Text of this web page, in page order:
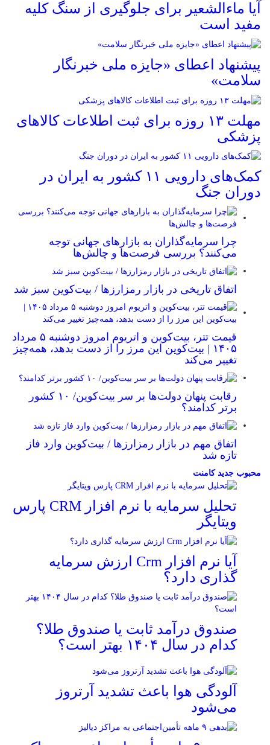
آیا ماءالشعیر برای جلوگیری از سنگ کلیه
مفید است
پیشنهاد اعطای «جایزه ملی خبرنگار
سلامت»
مهلت ۱۳ روزه برای ثبت اطلاعات کالاهای
پزشکی
کمک‌های دارویی ۱۱ کشور به ایران در
دوران جنگ
چرا سرمایه‌گذاران به بازارهای جهانی توجه
می‌کنند؟ بررسی فرصت‌ها و چالش‌ها
اتفاق تاریخی در بازار رمزارزها / بیت‌کوین سبز شد
قیمت تتر، بیت‌کوین و اتریوم امروز دوشنبه ۵ مرداد
۱۴۰۵ | بیت‌کوین این مرز را از دست بدهد، همه‌چیز
تغییر می‌کند
رقابت پنهان دولت‌ها بر سر بیت‌کوین/ ۱۰ کشور
برتر کدامند؟
اتفاق مهم در بازار رمزارزها / بیت‌کوین وارد فاز
تازه شد
محبوب جدیدکامنت
تحلیل سرمایه با نرم افزار CRM پارس
ویتایگر
آیا نرم افزار Crm ارزش سرمایه
گذاری دارد؟
صندوق درآمد ثابت یا صندوق طلا؟
کدام در سال ۱۴۰۴ بهتر است؟
آلودگی هوا باعث تشدید آرتروز
می‌شود